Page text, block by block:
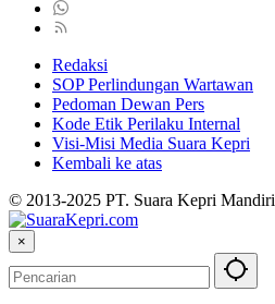
Redaksi
SOP Perlindungan Wartawan
Pedoman Dewan Pers
Kode Etik Perilaku Internal
Visi-Misi Media Suara Kepri
Kembali ke atas
© 2013-2025 PT. Suara Kepri Mandiri
×